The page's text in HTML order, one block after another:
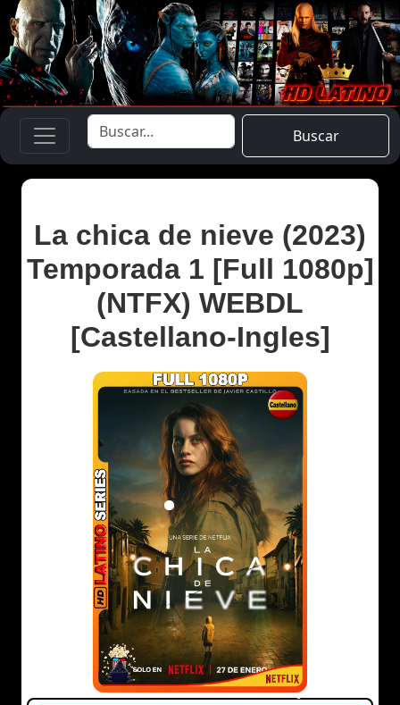
Buscar
La chica de nieve (2023)
Temporada 1 [Full 1080p]
(NTFX) WEBDL
[Castellano-Ingles]